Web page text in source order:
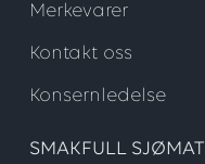
Merkevarer
Kontakt oss
Konsernledelse
SMAKFULL SJØMAT